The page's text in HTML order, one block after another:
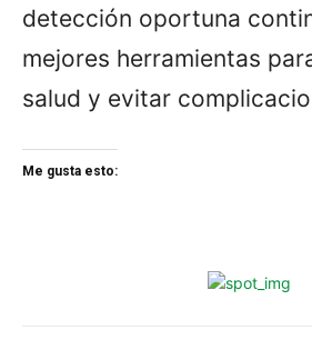
detección oportuna
mejores herramientas
salud y evitar
Me gusta esto: